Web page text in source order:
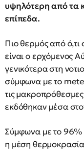
υψηλότερη από τα
επίπεδα.
Πιο θερμός από
είναι ο ερχόμενος
γενικότερα στη
σύμφωνα με το
τις
εκδόθηκαν μέσα
Σύμφωνα με το 96%
η μέση